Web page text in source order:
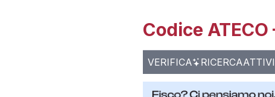
Codice
VERIFICA RICERCA